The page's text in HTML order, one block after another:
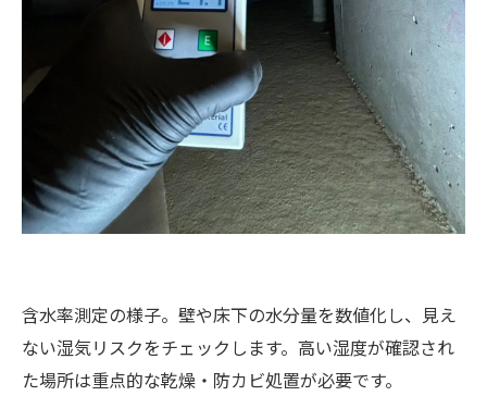
含水率測定の様子。壁や床下の水分量を数値化し、見え
ない湿気リスクをチェックします。高い湿度が確認され
た場所は重点的な乾燥・防カビ処置が必要です。